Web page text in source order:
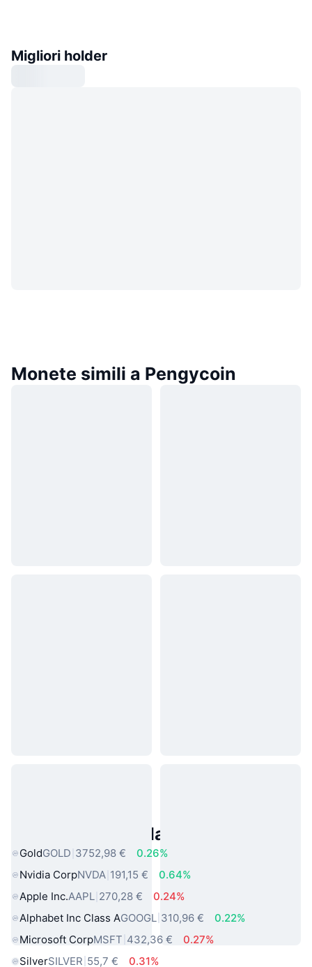
Migliori holder
Monete simili a Pengycoin
Asset reali popolari
GoldGOLD 3752,98 €
0.26%
Nvidia CorpNVDA 191,15 €
0.64%
Apple Inc.AAPL 270,28 €
0.24%
Alphabet Inc Class AGOOGL 310,96 €
0.22%
Microsoft CorpMSFT 432,36 €
0.27%
SilverSILVER 55,7 € 0.31%